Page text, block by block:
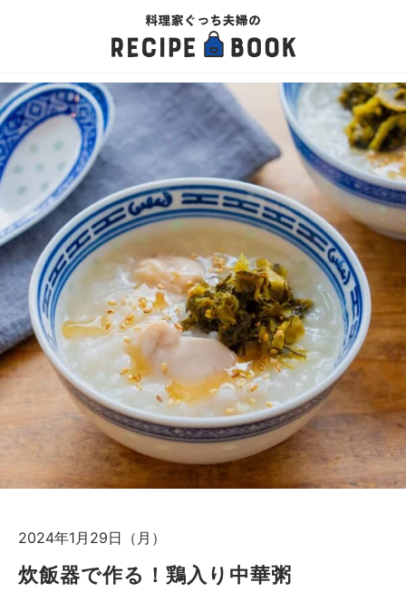
2024年1月29日（月）
炊飯器で作る！鶏入り中華粥